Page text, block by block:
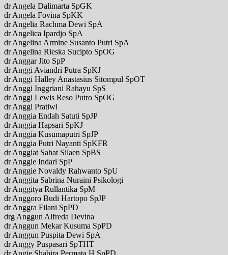
dr Angela Dalimarta SpGK
dr Angela Fovina SpKK
dr Angelia Rachma Dewi SpA
dr Angelica Ipardjo SpA
dr Angelina Armine Susanto Putri SpA
dr Angelina Rieska Sucipto SpOG
dr Anggar Jito SpP
dr Anggi Aviandri Putra SpKJ
dr Anggi Halley Anastasius Sitompul SpOT
dr Anggi Inggriani Rahayu SpS
dr Anggi Lewis Reso Putro SpOG
dr Anggi Pratiwi
dr Anggia Endah Satuti SpJP
dr Anggia Hapsari SpKJ
dr Anggia Kusumaputri SpJP
dr Anggia Putri Nayanti SpKFR
dr Anggiat Sahat Silaen SpBS
dr Anggie Indari SpP
dr Anggie Novaldy Rahwanto SpU
dr Anggita Sabrina Nuraini Psikologi
dr Anggitya Rullantika SpM
dr Anggoro Budi Hartopo SpJP
dr Anggra Filani SpPD
drg Anggun Alfreda Devina
dr Anggun Mekar Kusuma SpPD
dr Anggun Puspita Dewi SpA
dr Anggy Puspasari SpTHT